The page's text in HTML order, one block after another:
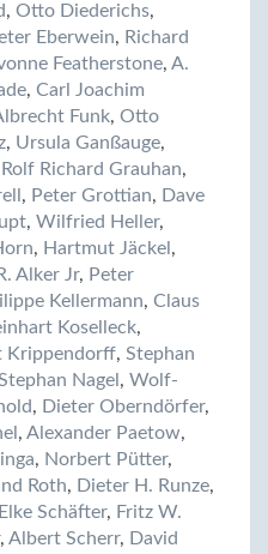
, Otto Diederichs,
Eberwein, Richard
Featherstone, A.
, Carl Joachim
Funk, Otto
, Ursula Ganßauge,
Rolf Richard Grauhan,
, Peter Grottian, Dave
, Wilfried Heller,
, Hartmut Jäckel ,
Alker Jr, Peter
Kellermann, Claus
Koselleck,
Krippendorff, Stephan
Nagel , Wolf-
, Dieter Oberndörfer,
, Alexander Paetow,
, Norbert Pütter,
Roth, Dieter H. Runze,
Elke Schäfter, Fritz W.
, Albert Scherr, David